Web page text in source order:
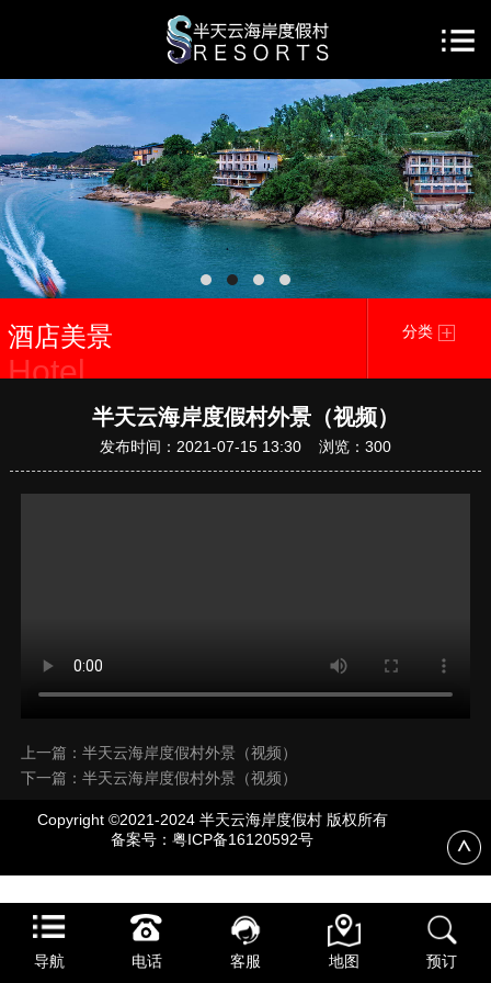
酒店美景
Hotel
beauty
分类
半天云海岸度假村外景（视频）
发布时间：2021-07-15 13:30 浏览： 300
上一篇：半天云海岸度假村外景（视频）
下一篇：半天云海岸度假村外景（视频）
Copyright ©2021-2024 半天云海岸度假村 版权所有
备案号：粤ICP备16120592号
导航 电话 客服 地图 预订